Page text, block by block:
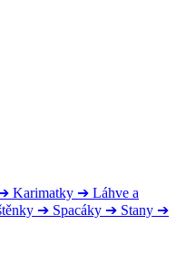
Karimatky ➔ Láhve a
➔ Spacáky ➔ Stany ➔